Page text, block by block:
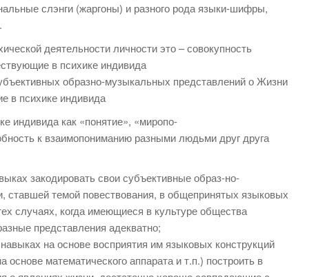
слэнги (жаргоны) и разного рода языки-шифры,
деятельности личности это – совокупность
в психике индивида
образно-музыкальных представлений о Жизни
в психике индивида
индивида как «понятие», «миропо-
к взаимопониманию разными людьми друг друга
закодировать свои субъективные образ-но-
ставшей темой повествования, в общепринятых языковых
случаях, когда имеющиеся в культуре общества
представления адекватно;
на основе восприятия им языковых конструкций
математического аппарата и т.п.) построить в